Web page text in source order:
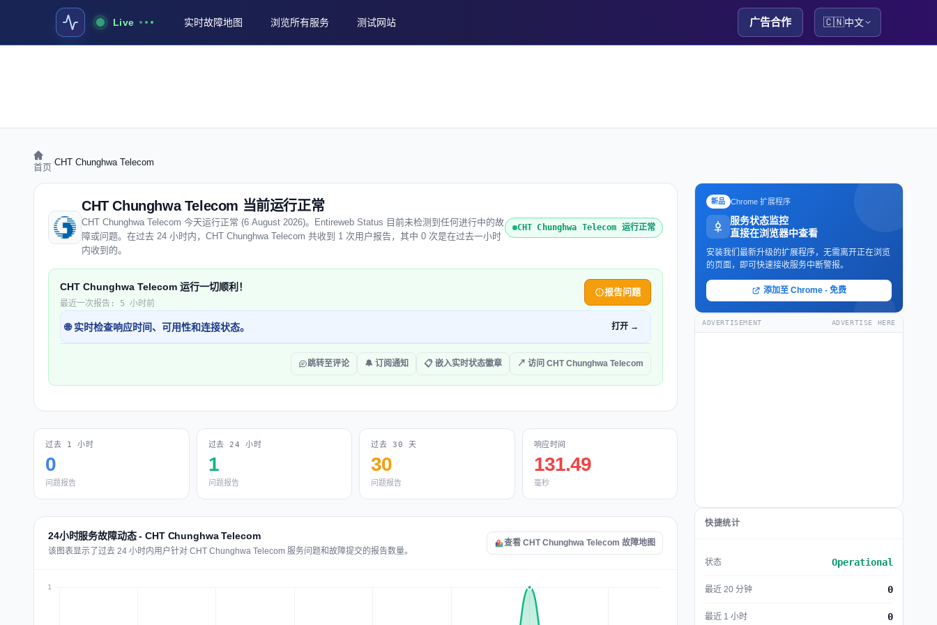
Live 实时故障地图 浏览所有服务 测试网站 广告合作 🇨🇳中文
首页 CHT Chunghwa Telecom
CHT Chunghwa Telecom 当前运行正常
CHT Chunghwa Telecom 今天运行正常 (6 August 2026)。Entireweb Status 目前未检测到任何进行中的故
障或问题。在过去 24 小时内，CHT Chunghwa Telecom 共收到 1 次用户报告，其中 0 次是在过去一小时
内收到的。
CHT Chunghwa Telecom 运行正常
CHT Chunghwa Telecom 运行一切顺利！
最近一次报告: 5 小时前
报告问题
🌐 实时检查响应时间、可用性和连接状态。 打开 →
跳转至评论 🔔 订阅通知 📋 嵌入实时状态徽章 ↗ 访问 CHT Chunghwa Telecom
过去 1 小时
0
问题报告
过去 24 小时
1
问题报告
过去 30 天
30
问题报告
响应时间
131.49
毫秒
24小时服务故障动态 - CHT Chunghwa Telecom
该图表显示了过去 24 小时内用户针对 CHT Chunghwa Telecom 服务问题和故障提交的报告数量。
查看 CHT Chunghwa Telecom 故障地图
新品 Chrome 扩展程序
服务状态监控
直接在浏览器中查看
安装我们最新升级的扩展程序，无需离开正在浏览
的页面，即可快速接收服务中断警报。
添加至 Chrome - 免费
ADVERTISEMENT ADVERTISE HERE
快捷统计
状态 Operational
最近 20 分钟 0
最近 1 小时 0